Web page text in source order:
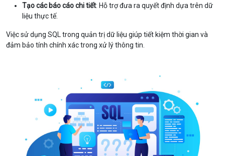
Tạo các báo cáo chi tiết: Hỗ trợ đưa ra quyết định dựa trên dữ
liệu thực tế.
Việc sử dụng SQL trong quản trị dữ liệu giúp tiết kiệm thời gian và
đảm bảo tính chính xác trong xử lý thông tin.